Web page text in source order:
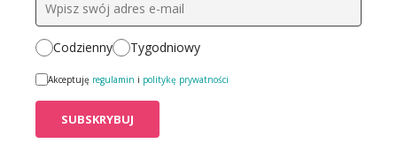
Codzienny Tygodniowy
Akceptuję regulamin i politykę prywatności